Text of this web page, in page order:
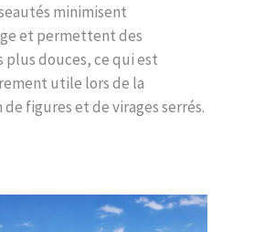
minimisent
et permettent des
plus douces, ce qui est
utile lors de la
figures et de virages serrés.